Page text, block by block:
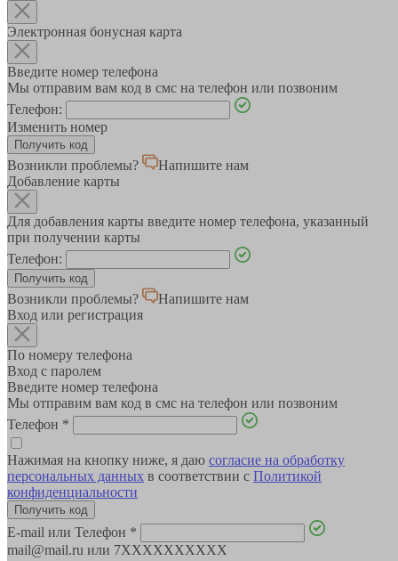
Электронная бонусная карта
Введите номер телефона
Мы отправим вам код в смс на телефон или позвоним
Телефон:
Изменить номер
Возникли проблемы?
Напишите нам
Добавление карты
Для добавления карты введите номер телефона, указанный
при получении карты
Телефон:
Возникли проблемы?
Напишите нам
Вход или регистрация
По номеру телефона
Вход с паролем
Введите номер телефона
Мы отправим вам код в смс на телефон или позвоним
Телефон *
Нажимая на кнопку ниже, я даю согласие на обработку
персональных данных в соответствии с Политикой
конфиденциальности
E-mail или Телефон *
mail@mail.ru или 7XXXXXXXXXX